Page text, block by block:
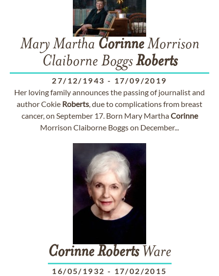
Mary Martha CorinneMorrison
Claiborne BoggsRoberts
27/12/1943 - 17/09/2019
Her loving family announces the passing of journalist and
author Cokie Roberts, due to complications from breast
cancer, on September 17. Born Mary MarthaCorinne
Morrison Claiborne Boggs on December...
Corinne RobertsWare
16/05/1932 - 17/02/2015